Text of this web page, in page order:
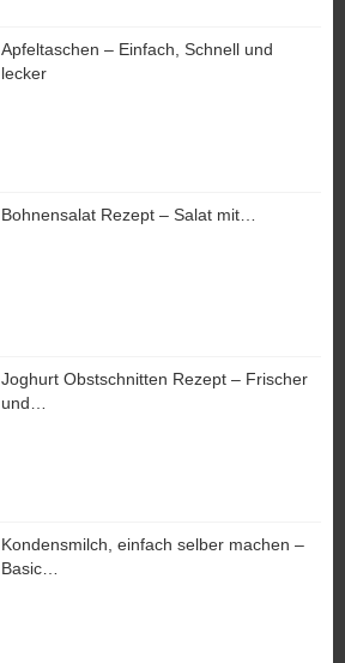
Apfeltaschen – Einfach, Schnell und
lecker
Bohnensalat Rezept – Salat mit…
Joghurt Obstschnitten Rezept – Frischer
und…
Kondensmilch, einfach selber machen –
Basic…